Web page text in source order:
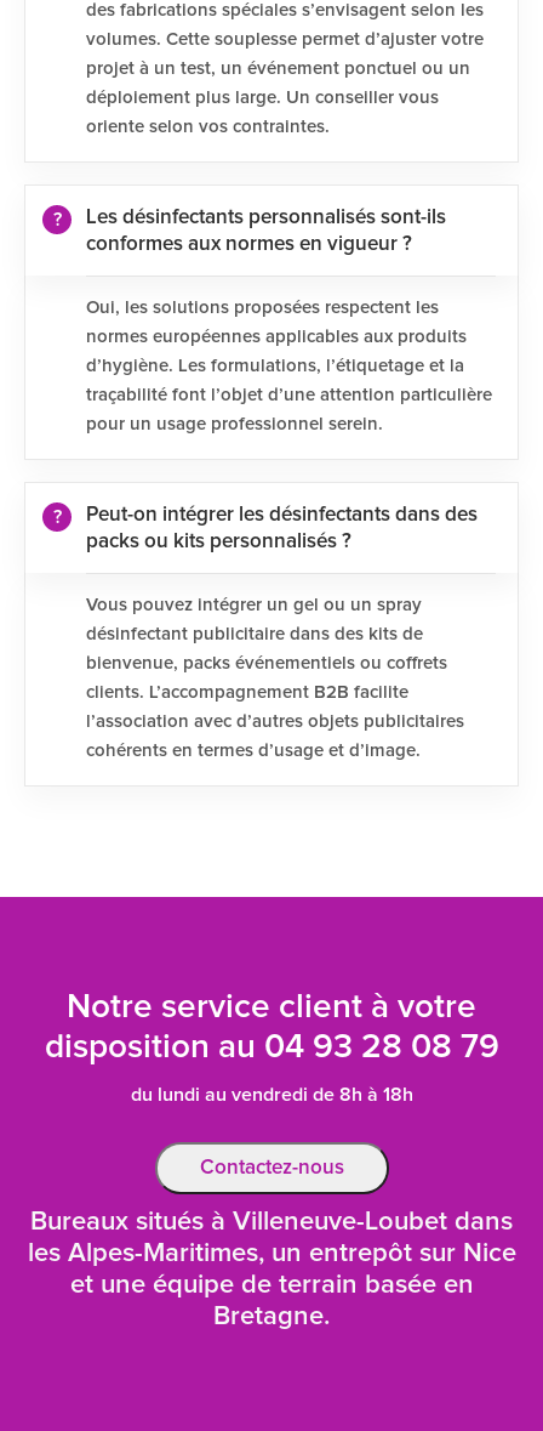
des fabrications spéciales s’envisagent selon les
volumes. Cette souplesse permet d’ajuster votre
projet à un test, un événement ponctuel ou un
déploiement plus large. Un conseiller vous
oriente selon vos contraintes.
Les désinfectants personnalisés sont-ils
conformes aux normes en vigueur ?
Oui, les solutions proposées respectent les
normes européennes applicables aux produits
d’hygiène. Les formulations, l’étiquetage et la
traçabilité font l’objet d’une attention particulière
pour un usage professionnel serein.
Peut-on intégrer les désinfectants dans des
packs ou kits personnalisés ?
Vous pouvez intégrer un gel ou un spray
désinfectant publicitaire dans des kits de
bienvenue, packs événementiels ou coffrets
clients. L’accompagnement B2B facilite
l’association avec d’autres objets publicitaires
cohérents en termes d’usage et d’image.
Notre service client à votre
disposition au 04 93 28 08 79
du lundi au vendredi de 8h à 18h
Contactez-nous
Bureaux situés à Villeneuve-Loubet dans
les Alpes-Maritimes, un entrepôt sur Nice
et une équipe de terrain basée en
Bretagne.